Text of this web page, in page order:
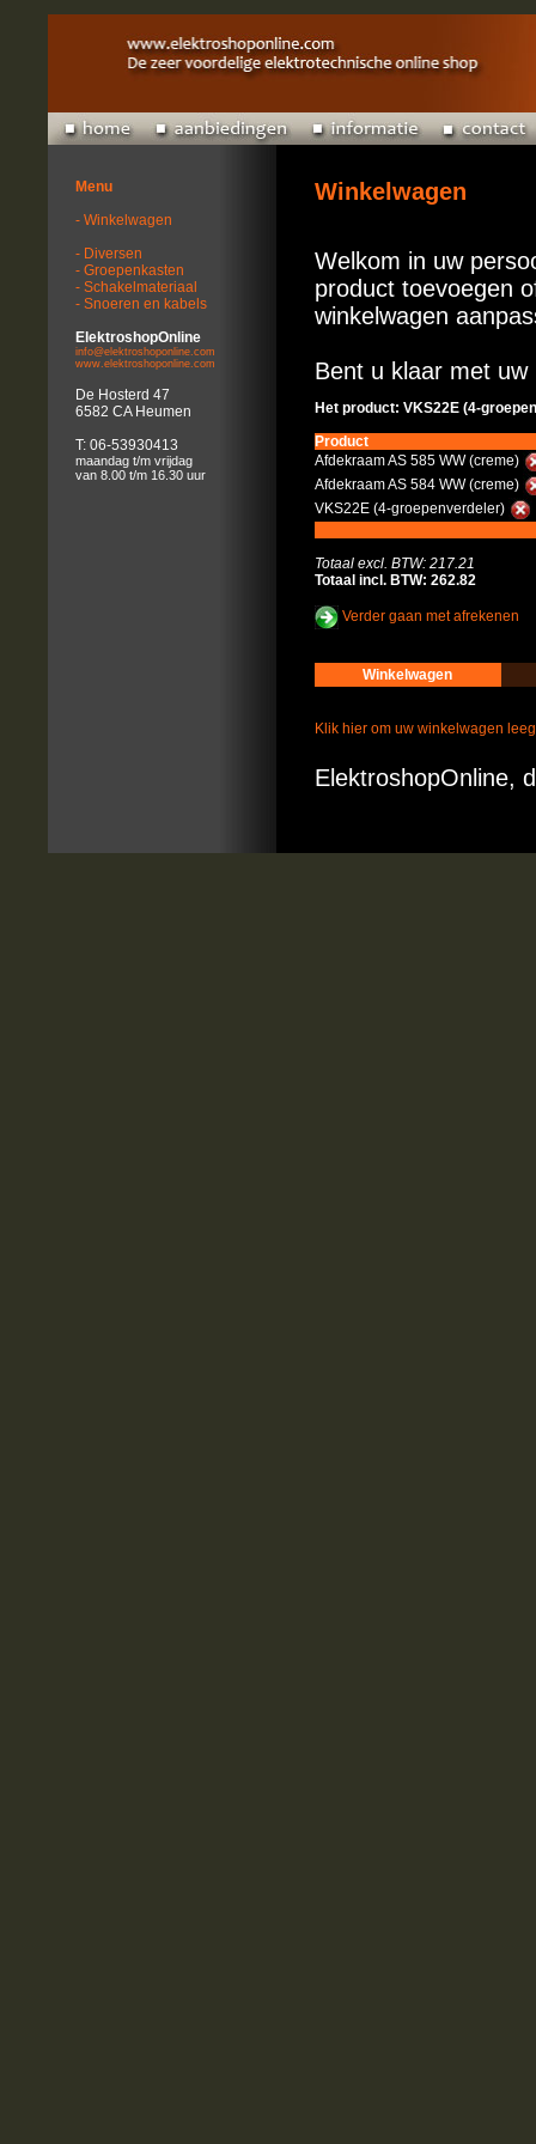
Menu
- Winkelwagen
- Diversen
- Groepenkasten
- Schakelmateriaal
- Snoeren en kabels
ElektroshopOnline
info@elektroshoponline.com
www.elektroshoponline.com
De Hosterd 47
6582 CA Heumen
T: 06-53930413
maandag t/m vrijdag
van 8.00 t/m 16.30 uur
Winkelwagen
Welkom in uw
product toevoegen
winkelwagen
Bent u klaar met
Het product: VKS22E (4-
Product
Afdekraam AS 585 WW (creme)
Afdekraam AS 584 WW (creme)
VKS22E (4-groepenverdeler)
Totaal excl. BTW: 217.21
Totaal incl. BTW: 262.82
Verder gaan met afrekenen
Winkelwagen
Klik hier om uw winkelwagen
ElektroshopOnline,